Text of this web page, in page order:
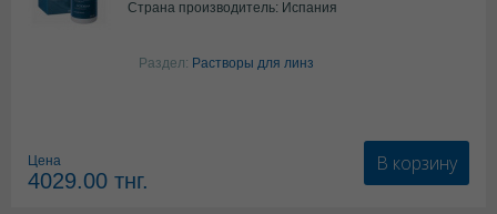
Страна производитель: Испания
Раздел: Растворы для линз
Цена
4029.00 тнг.
В корзину